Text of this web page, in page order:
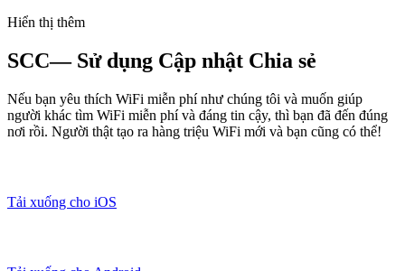
Hiển thị thêm
SCC— Sử dụng Cập nhật Chia sẻ
Nếu bạn yêu thích WiFi miễn phí như chúng tôi và muốn giúp
người khác tìm WiFi miễn phí và đáng tin cậy, thì bạn đã đến đúng
nơi rồi. Người thật tạo ra hàng triệu WiFi mới và bạn cũng có thể!
Tải xuống cho iOS